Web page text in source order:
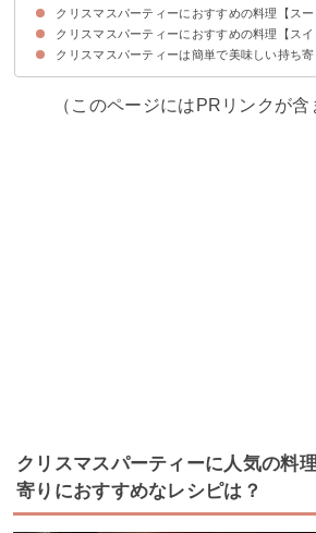
①ラザニア
②手作りキャンディ寿司
③簡単手料理ピラフ
④おしゃれなスタッフドバゲット
クリスマスパーティーにおすすめの料理【ス
①簡単ビーフシチューのポットパイ
②ブイヤベース
③持ち寄りにもおすすめのオニオングラタンス
クリスマスパーティーにおすすめの料理【ス
①持ち寄りにもおすすめのフルーツサンド
②カップシフォンケーキ
③さつまいもスティックパイ
④簡単スコップケーキ
⑤簡単シュトーレン
クリスマスパーティーは簡単で美味しい持ち
（このページにはPRリンクが含
クリスマスパーティーに人気の料
寄りにおすすめなレシピは？